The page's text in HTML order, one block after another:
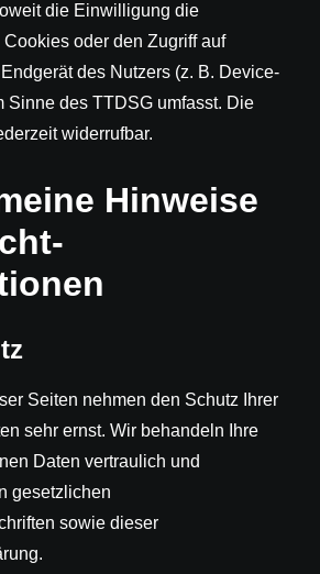
die Einwilligung die
oder den Zugriff auf
des Nutzers (z. B. Device-
Sinne des TTDSG umfasst. Die
widerrufbar.
Hinweise
Seiten nehmen den Schutz Ihrer
sehr ernst. Wir behandeln Ihre
Daten vertraulich und
gesetzlichen
sowie dieser